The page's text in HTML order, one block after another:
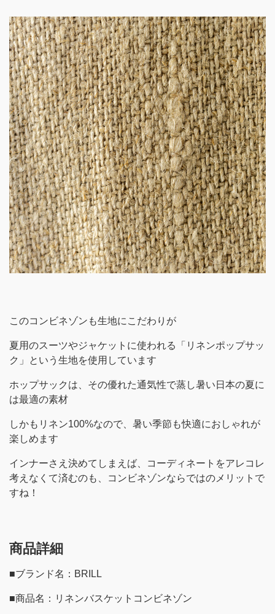
このコンビネゾンも生地にこだわりが
夏用のスーツやジャケットに使われる「リネンポップサッ
ク」という生地を使用しています
ホップサックは、その優れた通気性で蒸し暑い日本の夏に
は最適の素材
しかもリネン100%なので、暑い季節も快適におしゃれが
楽しめます
インナーさえ決めてしまえば、コーディネートをアレコレ
考えなくて済むのも、コンビネゾンならではのメリットで
すね！
商品詳細
■ブランド名：BRILL
■商品名：リネンバスケットコンビネゾン